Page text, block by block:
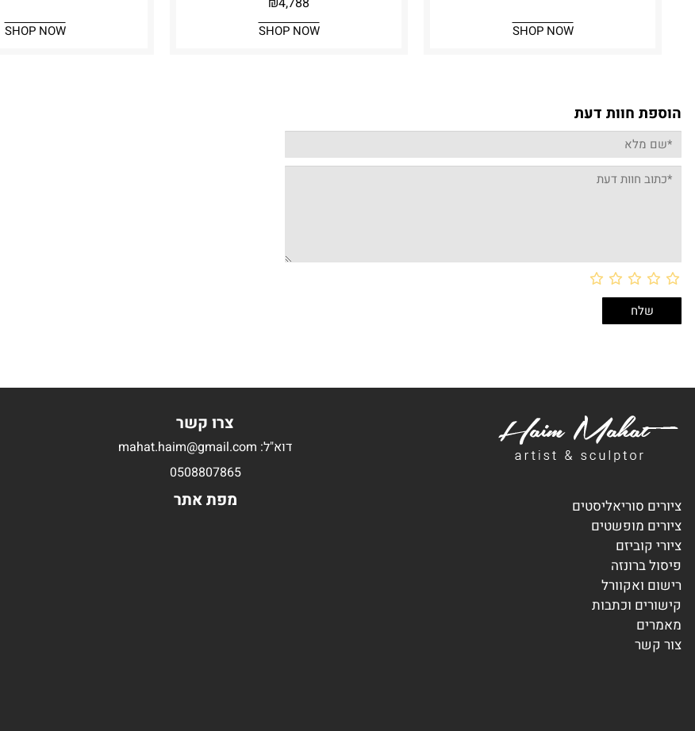
SHOP NOW
SHOP NOW
SHOP NOW
הוספת חוות דעת
ציורים סוריאליסטים
ציורים מופשטים
ציורי קוביזם
פיסול ברונזה
רישום ואקוורל
קישורים וכתבות
מאמרים
צור קשר
צרו קשר
דוא"ל: mahat.haim@gmail.com
0508807865
מפת אתר